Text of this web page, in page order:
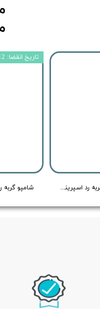
تاریخ انقضا: 2025/12
اسپری ضد عفونی کننده بدن سگ و گربه رد اسپرینگ با رایحه هلو و لیمو - Redspring Cat & Dog Body Spray Peach & Lemon Flavour - حجم 150 میلی لیتر